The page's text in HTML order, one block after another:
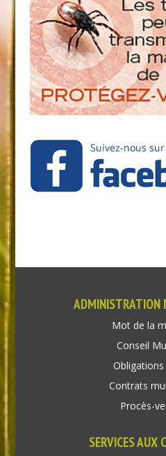
ADMINISTRATION
Mot de la
Conseil
Obligations
Contrats
Procès-
SERVICES AUX